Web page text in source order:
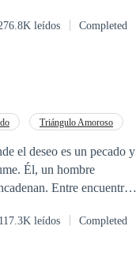
realmente. ¿Aurora huirá
leídos Completed
Triángulo Amoroso
Él, un hombre
Entre encuentros
117.3K leídos Completed